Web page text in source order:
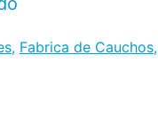
, Fabrica de Cauchos,